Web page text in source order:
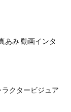
あみ 動画インタ
ラクタービジュア